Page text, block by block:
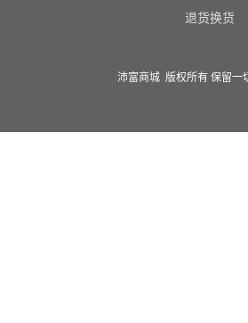
退货换货
沛富商城 版权所有 保留一